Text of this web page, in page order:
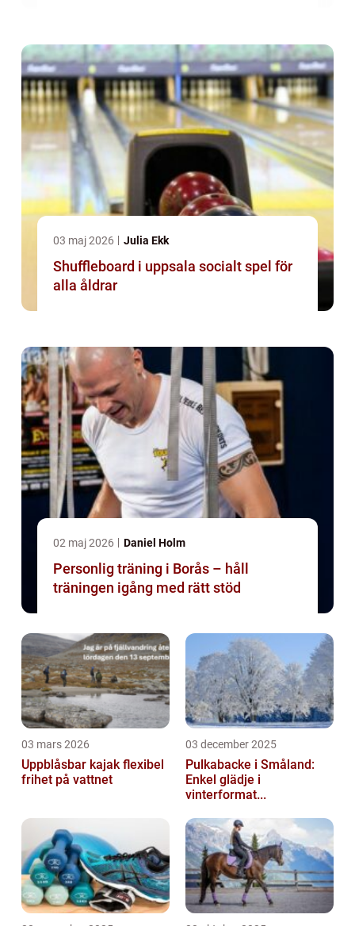
03 maj 2026 Julia Ekk
Shuffleboard i uppsala socialt spel för
alla åldrar
02 maj 2026 Daniel Holm
Personlig träning i Borås – håll
träningen igång med rätt stöd
03 mars 2026
Uppblåsbar kajak flexibel
frihet på vattnet
03 december 2025
Pulkabacke i Småland:
Enkel glädje i
vinterformat...